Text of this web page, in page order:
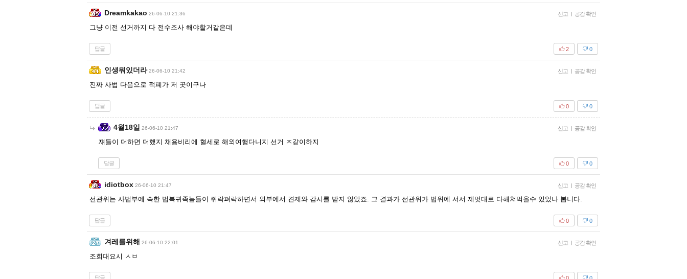
Dreamkakao 26-06-10 21:36 신고 | 공감 확인
그냥 이전 선거까지 다 전수조사 해야할거같은데
답글 0
2
인생뭐있더라 26-06-10 21:42 신고 | 공감 확인
진짜 사법 다음으로 적폐가 저 곳이구나
답글 0
0
4월18일 26-06-10 21:47 신고 | 공감 확인
쟤들이 더하면 더했지 채용비리에 혈세로 해외여행다니지 선거 ㅈ같이하지
답글 0
0
idiotbox 26-06-10 21:47 신고 | 공감 확인
선관위는 사법부에 속한 법복귀족놈들이 쥐락펴락하면서 외부에서 견제와 감시를 받지 않았죠. 그 결과가 선관위가 법위에 서서 제멋대로 다해쳐먹을수 있었나 봅니다.
답글 0
0
겨레를위해 26-06-10 22:01 신고 | 공감 확인
조희대요시 ㅅㅂ
답글 0
0